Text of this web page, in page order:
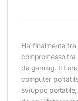
Hai finalmente
compromesso
da gaming. Il
computer
sviluppo